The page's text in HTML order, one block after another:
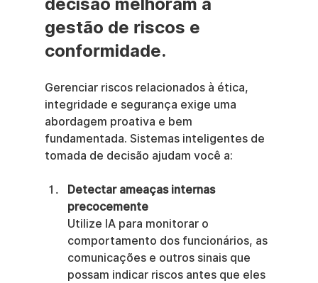
decisão melhoram a
gestão de riscos e
conformidade.
Gerenciar riscos relacionados à ética,
integridade e segurança exige uma
abordagem proativa e bem
fundamentada. Sistemas inteligentes de
tomada de decisão ajudam você a:
Detectar ameaças internas
precocemente
Utilize IA para monitorar o
comportamento dos funcionários, as
comunicações e outros sinais que
possam indicar riscos antes que eles